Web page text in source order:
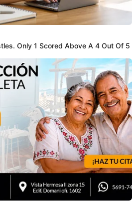
a Yurgenis. Ella aún lo
1/3/2023
Rodríguez
que pegue a todos
Rodríguez que le molesta que
a golpes-.
1/3/2023
Lizbeth, la
irán a una nueva